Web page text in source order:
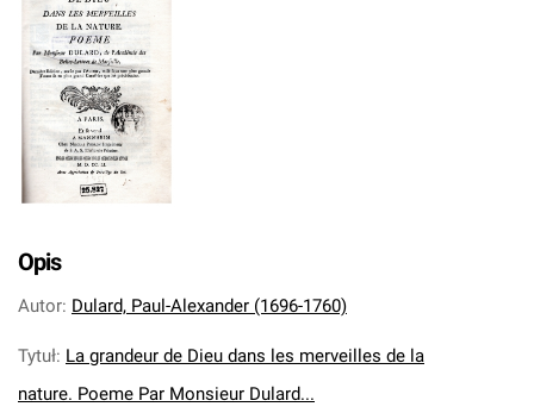
Opis
Autor: Dulard, Paul-Alexander (1696-1760)
Tytuł: La grandeur de Dieu dans les merveilles de la
nature. Poeme Par Monsieur Dulard...